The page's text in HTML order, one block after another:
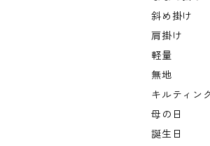
斜め掛け
肩掛け
軽量
無地
キルティン
母の日
誕生日